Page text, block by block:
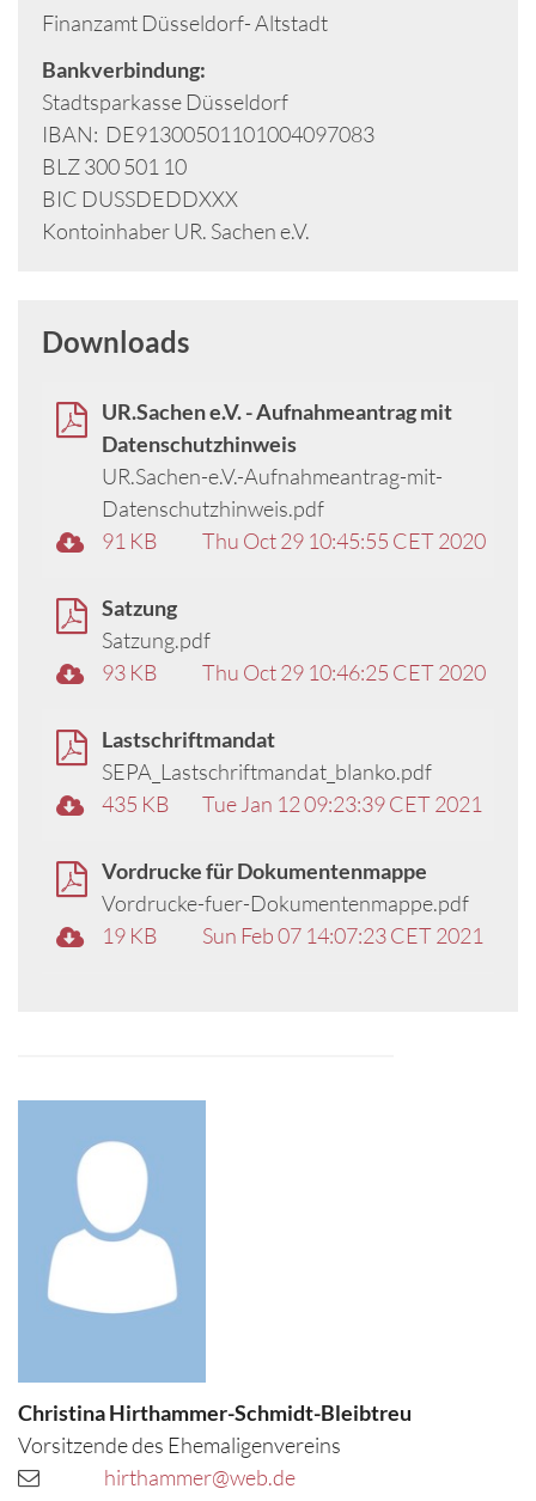
Finanzamt Düsseldorf- Altstadt
Bankverbindung:
Stadtsparkasse Düsseldorf
IBAN: DE91300501101004097083
BLZ 300 501 10
BIC DUSSDEDDXXX
Kontoinhaber UR. Sachen e.V.
Downloads
UR.Sachen e.V. - Aufnahmeantrag mit
Datenschutzhinweis
UR.Sachen-e.V.-Aufnahmeantrag-mit-
Datenschutzhinweis.pdf
91 KB
Thu Oct 29 10:45:55 CET 2020
Satzung
Satzung.pdf
93 KB
Thu Oct 29 10:46:25 CET 2020
Lastschriftmandat
SEPA_Lastschriftmandat_blanko.pdf
435 KB
Tue Jan 12 09:23:39 CET 2021
Vordrucke für Dokumentenmappe
Vordrucke-fuer-Dokumentenmappe.pdf
19 KB
Sun Feb 07 14:07:23 CET 2021
ChristinaHirthammer-Schmidt-Bleibtreu
Vorsitzende des Ehemaligenvereins
hirthammer@web.de